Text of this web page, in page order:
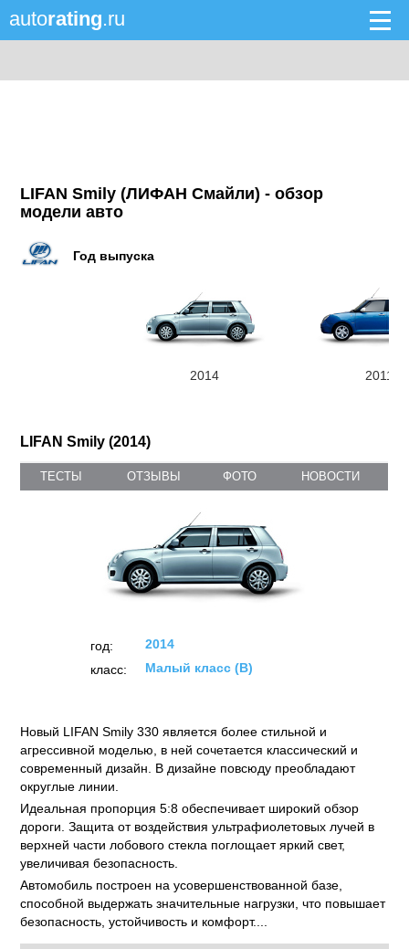
autorating.ru
LIFAN Smily (ЛИФАН Смайли) - обзор
модели авто
Год выпуска
2014 2011
LIFAN Smily (2014)
ТЕСТЫ ОТЗЫВЫ ФОТО НОВОСТИ
год:
2014
класс:
Малый класс (B)
Новый LIFAN Smily 330 является более стильной и
агрессивной моделью, в ней сочетается классический и
современный дизайн. В дизайне повсюду преобладают
округлые линии.
Идеальная пропорция 5:8 обеспечивает широкий обзор
дороги. Защита от воздействия ультрафиолетовых лучей в
верхней части лобового стекла поглощает яркий свет,
увеличивая безопасность.
Автомобиль построен на усовершенствованной базе,
способной выдержать значительные нагрузки, что повышает
безопасность, устойчивость и комфорт....